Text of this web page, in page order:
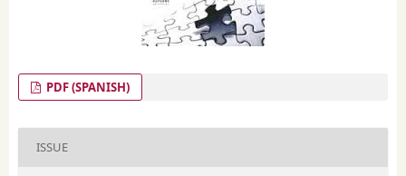
PDF (SPANISH)
ISSUE